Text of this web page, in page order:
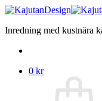
Skip
content
Inredning med kustnära
0 kr